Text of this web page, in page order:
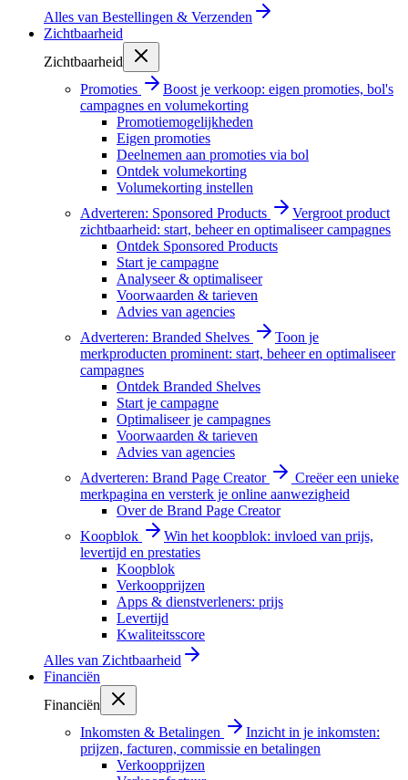
Alles van Bestellingen & Verzenden
Zichtbaarheid
Zichtbaarheid
Promoties
Boost je verkoop: eigen promoties, bol's
campagnes en volumekorting
Promotiemogelijkheden
Eigen promoties
Deelnemen aan promoties via bol
Ontdek volumekorting
Volumekorting instellen
Adverteren: Sponsored Products
Vergroot product
zichtbaarheid: start, beheer en optimaliseer campagnes
Ontdek Sponsored Products
Start je campagne
Analyseer & optimaliseer
Voorwaarden & tarieven
Advies van agencies
Adverteren: Branded Shelves
Toon je
merkproducten prominent: start, beheer en optimaliseer
campagnes
Ontdek Branded Shelves
Start je campagne
Optimaliseer je campagnes
Voorwaarden & tarieven
Advies van agencies
Adverteren: Brand Page Creator
Creëer een unieke
merkpagina en versterk je online aanwezigheid
Over de Brand Page Creator
Koopblok
Win het koopblok: invloed van prijs,
levertijd en prestaties
Koopblok
Verkoopprijzen
Apps & dienstverleners: prijs
Levertijd
Kwaliteitsscore
Alles van Zichtbaarheid
Financiën
Financiën
Inkomsten & Betalingen
Inzicht in je inkomsten:
prijzen, facturen, commissie en betalingen
Verkoopprijzen